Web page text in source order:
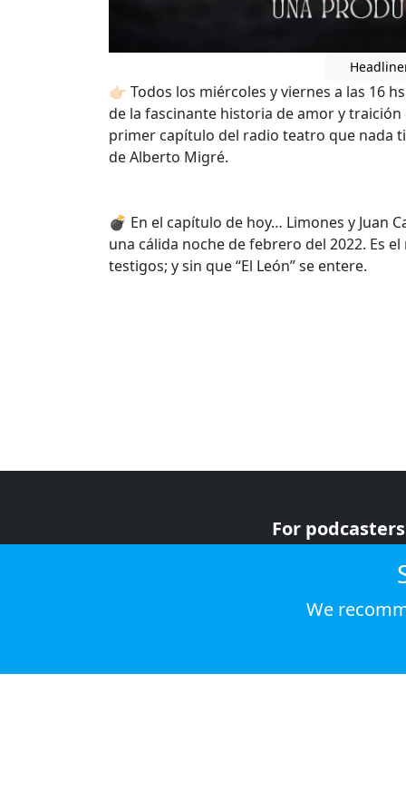
👉🏻 Todos los miércoles y viernes a las 16
de la fascinante historia de amor y traición
primer capítulo del radio teatro que nada
de Alberto Migré.
💣 En el capítulo de hoy… Limones y Juan
una cálida noche de febrero del 2022. Es
testigos; y sin que “El León” se entere.
For podcasters
We